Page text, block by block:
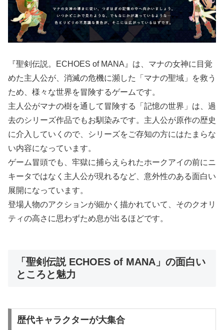
『聖剣伝説。ECHOES of MANA』は、マナの女神に目覚
めた主人公が、消滅の危機に瀕した「マナの聖域」を救う
ため、様々な世界を冒険するゲームです。
主人公がマナの樹を通して冒険する「記憶の世界」は、過
去のシリーズ作品でもお馴染みです。主人公が原作の歴史
に介入していくので、シリーズをご存知の方にはたまらな
い内容になっています。
ゲーム冒頭でも、牢獄に捕らえられたホークアイの前にニ
キータではなく主人公が現れるなど、意外性のある面白い
展開になっています。
登場人物のアクションが細かく描かれていて、そのクオリ
ティの高さに思わずため息が出るほどです。
「聖剣伝説 ECHOES of MANA」の面白い
ところと魅力
歴代キャラクターが大集合